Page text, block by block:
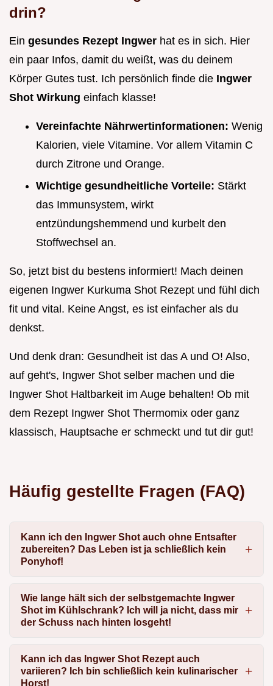
drin?
Ein gesundes Rezept Ingwer hat es in sich. Hier
ein paar Infos, damit du weißt, was du deinem
Körper Gutes tust. Ich persönlich finde die Ingwer
Shot Wirkung einfach klasse!
Vereinfachte Nährwertinformationen: Wenig
Kalorien, viele Vitamine. Vor allem Vitamin C
durch Zitrone und Orange.
Wichtige gesundheitliche Vorteile: Stärkt
das Immunsystem, wirkt
entzündungshemmend und kurbelt den
Stoffwechsel an.
So, jetzt bist du bestens informiert! Mach deinen
eigenen Ingwer Kurkuma Shot Rezept und fühl dich
fit und vital. Keine Angst, es ist einfacher als du
denkst.
Und denk dran: Gesundheit ist das A und O! Also,
auf geht's, Ingwer Shot selber machen und die
Ingwer Shot Haltbarkeit im Auge behalten! Ob mit
dem Rezept Ingwer Shot Thermomix oder ganz
klassisch, Hauptsache er schmeckt und tut dir gut!
Häufig gestellte Fragen (FAQ)
Kann ich den Ingwer Shot auch ohne Entsafter
zubereiten? Das Leben ist ja schließlich kein
Ponyhof!
Wie lange hält sich der selbstgemachte Ingwer
Shot im Kühlschrank? Ich will ja nicht, dass mir
der Schuss nach hinten losgeht!
Kann ich das Ingwer Shot Rezept auch
variieren? Ich bin schließlich kein kulinarischer
Horst!